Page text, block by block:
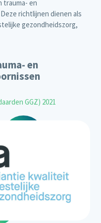
trauma- en
richtlijnen dienen als
gezondheidszorg,
en
GGZ) 2021